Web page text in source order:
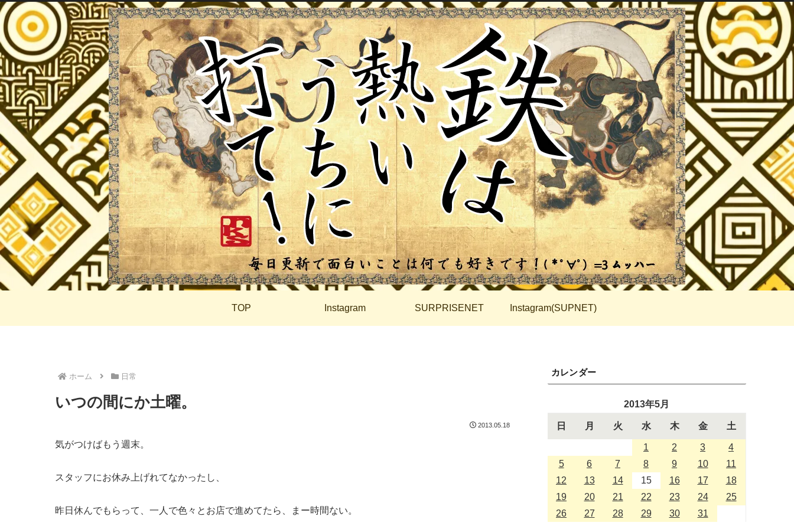
TOP Instagram SURPRISENET Instagram(SUPNET)
ホーム 日常
いつの間にか土曜。
2013.05.18
気がつけばもう週末。
スタッフにお休み上げれてなかったし、
昨日休んでもらって、一人で色々とお店で進めてたら、まー時間ない。
カレンダー
2013年5月
日 月 火 水 木 金 土
1 2 3
4
5
6 7 8 9 10
11
12
13 14 15 16 17
18
19
20 21 22 23 24
25
26
27 28 29 30 31